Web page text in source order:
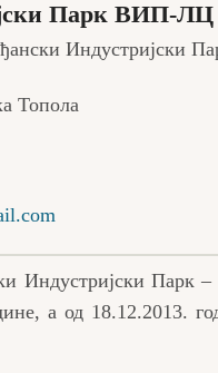
Парк ВИП-ЛЦ
Индустријски
Топола
Индустријски Парк
а од 18.12.2013.